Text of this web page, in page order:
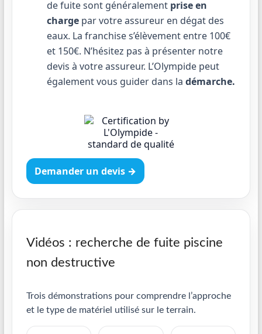
de fuite sont généralement prise en
chargepar votre assureur en dégat des
eaux. La franchise s’élèvement entre 100€
et 150€. N’hésitez pas à présenter notre
devis à votre assureur. L’Olympide peut
également vous guider dans la démarche.
Demander un devis →
Vidéos : recherche de fuite piscine
non destructive
Trois démonstrations pour comprendre l’approche
et le type de matériel utilisé sur le terrain.